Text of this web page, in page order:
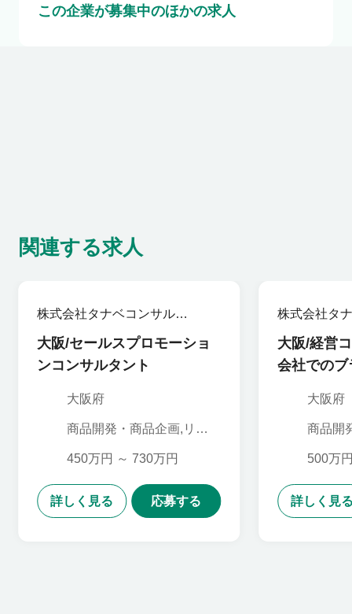
この企業が募集中のほかの求人
関連する求人
株式会社タナベコンサルテ
ィンググループ
大阪/セールスプロモーショ
ンコンサルタント
大阪府
商品開発・商品企画,リサ
ティング,法人営業
450万円 ～ 730万円
詳しく見る 応募する
株式会社タ
ィンググル
大阪/経営
会社でのブ
大阪府
商品開
ティン
ンサル
500万
詳しく見